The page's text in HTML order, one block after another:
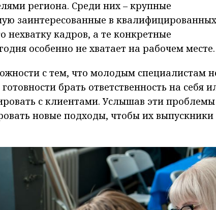
региона. Среди них – крупные
заинтересованные в квалифицированных
нехватку кадров, а те конкретные
особенно не хватает на рабочем месте.
с тем, что молодым специалистам
брать ответственность на себя
с клиентами. Услышав эти проблемы
новые подходы, чтобы их выпускники